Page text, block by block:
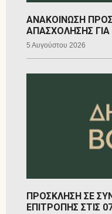
ΑΝΑΚΟΙΝΩΣΗ
ΑΠΑΣΧΟΛΗΣΗΣ
5 Αυγούστου 2026
ΠΡΟΣΚΛΗΣΗ ΣΕ
ΕΠΙΤΡΟΠΗΣ ΣΤΙΣ